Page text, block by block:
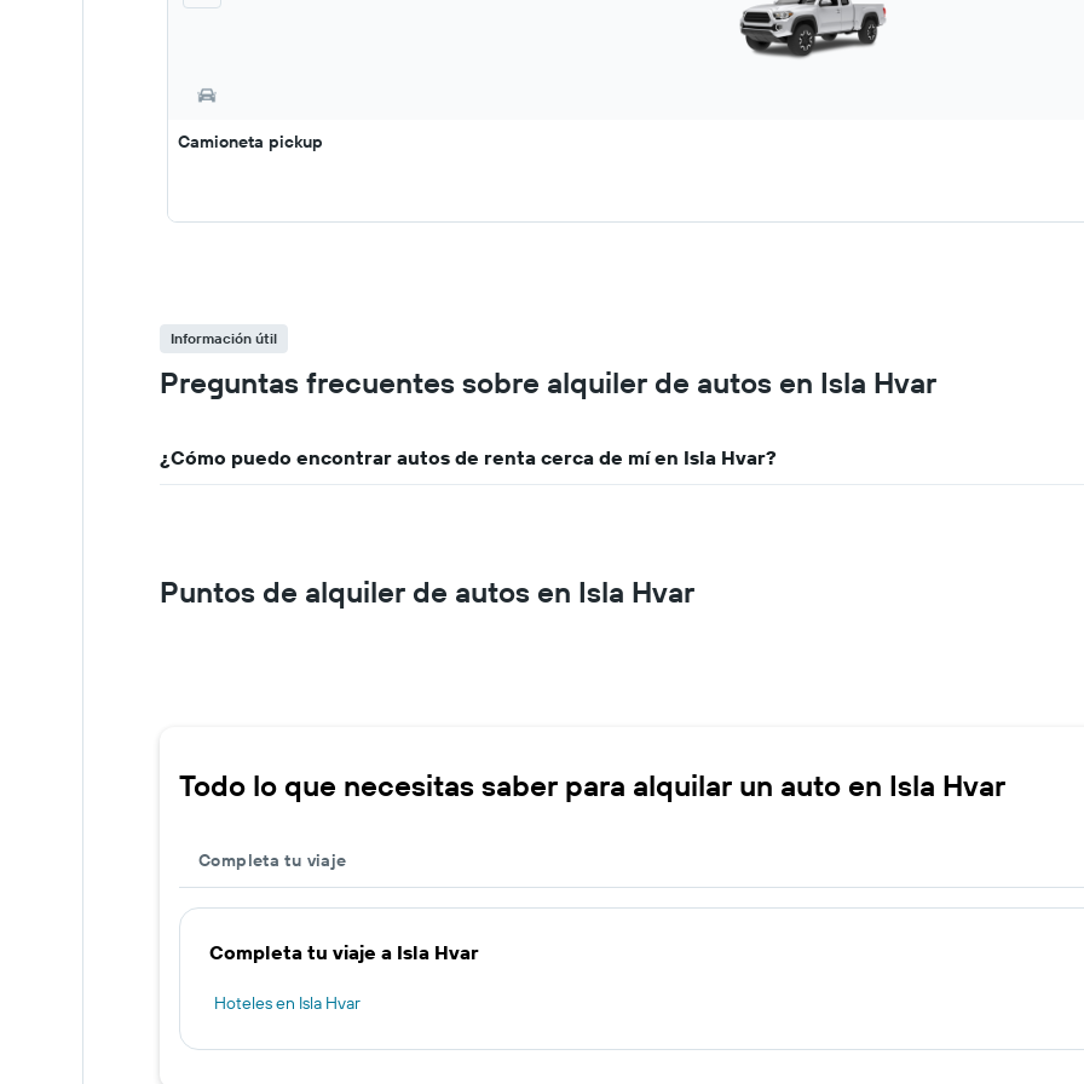
Camioneta pickup
Información útil
Preguntas frecuentes sobre alquiler de autos en Isla Hvar
¿Cómo puedo encontrar autos de renta cerca de mí en Isla Hvar?
Puntos de alquiler de autos en Isla Hvar
Todo lo que necesitas saber para alquilar un auto en Isla Hvar
Completa tu viaje
Completa tu viaje a Isla Hvar
Hoteles en Isla Hvar